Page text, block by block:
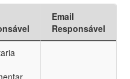
Email
Responsável